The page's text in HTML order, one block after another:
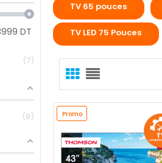
DT
7
8
TV 65 pouces
TV LED 75 Pouces
Promo